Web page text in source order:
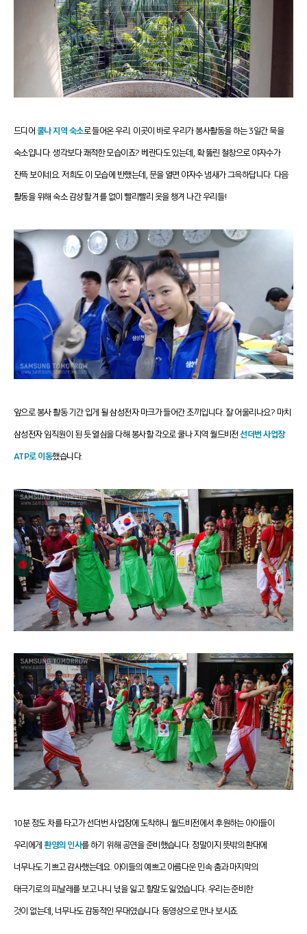
드디어 쿨나 지역 숙소로 들어온 우리. 이곳이 바로 우리가 봉사활동을 하는 3일간 묵을
숙소입니다.생각보다 쾌적한 모습이죠? 베란다도 있는데, 확 뚫린 철창으로 야자수가
잔뜩 보이네요. 저희도 이 모습에 반했는데,문을 열면 야자수 냄새가 그윽하답니다. 다음
활동을 위해 숙소 감상할 겨를 없이 빨리빨리 옷을 챙겨 나간 우리들!
앞으로 봉사 활동 기간 입게 될 삼성전자 마크가 들어간 조끼입니다. 잘 어울리나요? 마치
삼성전자 임직원이 된 듯 열심을 다해 봉사할 각오로 쿨나 지역 월드비전선더번 사업장
ATP로 이동했습니다.
10분 정도 차를 타고가 선더번 사업장에 도착하니 월드비전에서 후원하는 아이들이
우리에게환영의 인사를 하기 위해 공연을 준비했습니다.정말이지 뜻밖의 환대에
너무나도 기쁘고 감사했는데요. 아이들의 예쁘고 아름다운 민속 춤과 마지막의
태극기로의 피날레를 보고 나니 넋을 잃고 할말도 잃었습니다. 우리는 준비한
것이 없는데, 너무나도 감동적인 무대였습니다. 동영상으로 만나 보시죠.